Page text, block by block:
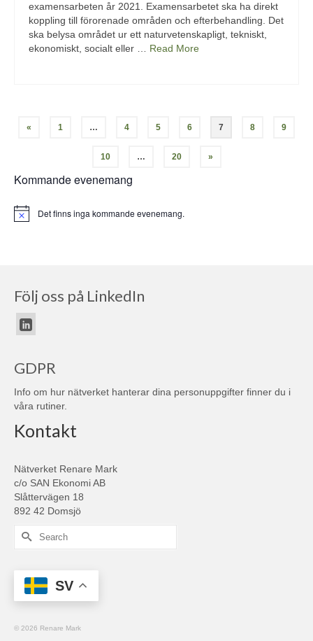
examensarbeten år 2021. Examensarbetet ska ha direkt
koppling till förorenade områden och efterbehandling. Det
ska belysa området ur ett naturvetenskapligt, tekniskt,
ekonomiskt, socialt eller … Read More
« 1 … 4 5 6 7 8 9
10 … 20 »
Kommande evenemang
Notis Det finns inga kommande evenemang.
Följ oss på LinkedIn
GDPR
Info om hur nätverket hanterar dina personuppgifter finner du i
våra rutiner.
Kontakt
Nätverket Renare Mark
c/o SAN Ekonomi AB
Slåttervägen 18
892 42 Domsjö
Search
for:
SV
© 2026 Renare Mark